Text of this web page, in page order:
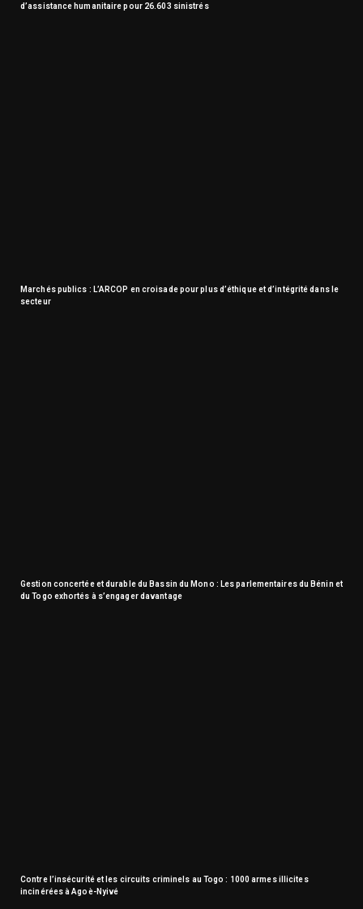
d’assistance humanitaire pour 26.603 sinistrés
Marchés publics : L’ARCOP en croisade pour plus d’éthique et d’intégrité dans le
secteur
Gestion concertée et durable du Bassin du Mono : Les parlementaires du Bénin et
du Togo exhortés à s’engager davantage
Contre l’insécurité et les circuits criminels au Togo : 1000 armes illicites
incinérées à Agoè-Nyivé